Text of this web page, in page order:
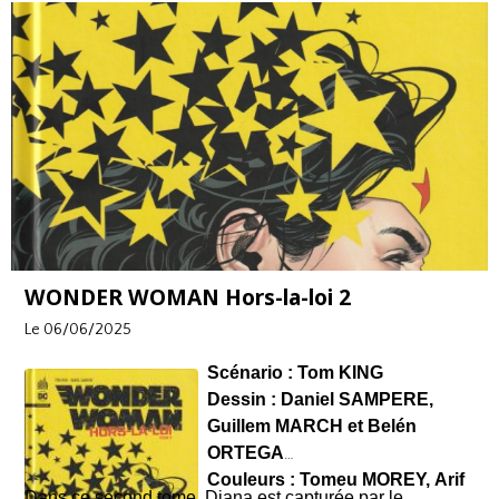
plus polar. Tomeu Morey
réalise une mise en couleurs
bien contrastée et adaptée aux différents contextes et
styles.
Concluant le cycleBatman Dark City, Cité mourante
constitue bien une plongée dans la psyché d’un justicier
au bord de la rupture dans une ville qui reflète ses failles
mais l’album est un rien trop gentillet par rapport aux cinq
tomes précédents qui, eux, étaient de l’adrénaline pure.
qualité de narration visuelle.
Un album captivant et incroyable avec des combats de
haut niveau mais aussi des introspections qui
surprennent dans le deuxième tome mais qui apportent
de la profondeur au récit. Les couleurs de
Tomeu Moret
sont également de toute beauté, bien contrastées
contribuant à la visibilité lors de la lecture.
WONDER WOMAN Hors-la-loi 2
Le 06/06/2025
Scénario : Tom KING
Dessin : Daniel SAMPERE,
Guillem MARCH et Belén
ORTEGA
Couleurs : Tomeu MOREY, Arif